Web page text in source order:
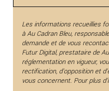
Les informations recueillies
à Au Cadran Bleu,
demande et de vous
Futur Digital, prestataire de
réglementation en vigueur,
rectification, d'opposition et
vous concernent. Pour plus